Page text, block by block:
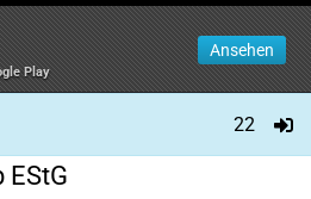
Play
Ansehen
22
EStG